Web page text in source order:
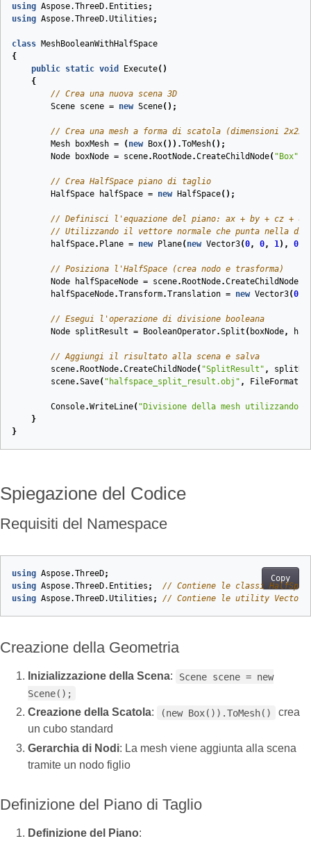
using Aspose.ThreeD.Entities ;
using Aspose.ThreeD.Utilities ;
class MeshBooleanWithHalfSpace
{
public static void Execute( )
{
// Crea una nuova scena 3D
Scene scene = new Scene();
// Crea una mesh a forma di scatola (dimensioni
Mesh
boxMesh = ( new Box()).ToMesh();
Node
boxNode = scene. RootNode.CreateChildNode( "Box"
// Crea HalfSpace piano di taglio
HalfSpace
halfSpace = new HalfSpace();
// Definisci l'equazione del piano: ax + by + cz + d
// Utilizzando il vettore normale che punta nella
halfSpace. Plane = new Plane( new Vector3(0, 0, 1), 0
// Posiziona l'HalfSpace (crea nodo e trasforma)
Node
halfSpaceNode = scene. RootNode.CreateChildNode
halfSpaceNode.Transform.Translation = new Vector3(0
// Esegui l'operazione di divisione booleana
Node splitResult = BooleanOperator.Split ( boxNode,
// Aggiungi il risultato alla scena e salva
scene. RootNode.CreateChildNode( "SplitResult" ,
scene.Save( "halfspace_split_result.obj" , FileFormat
Console.WriteLine( "Divisione della mesh utilizzando
}
}
Spiegazione del Codice
Requisiti del Namespace
Copy
using Aspose.ThreeD;
using Aspose.ThreeD.Entities ;
// Contiene le classi HalfSpace
using Aspose.ThreeD.Utilities ; // Contiene le utility Vector3
Creazione della Geometria
Inizializzazione della Scena:
Scene scene = new
Scene();
Creazione della Scatola: (new Box()).ToMesh()
crea
un cubo standard
Gerarchia di Nodi: La mesh viene aggiunta alla scena
tramite un nodo figlio
Definizione del Piano di Taglio
Definizione del Piano: